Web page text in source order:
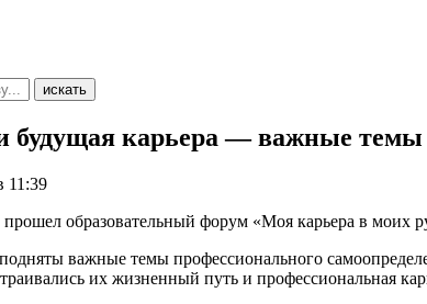
искать
будущая карьера — важные
11:39
образовательный форум «Моя карьера в моих
важные темы профессионального
их жизненный путь и профессиональная